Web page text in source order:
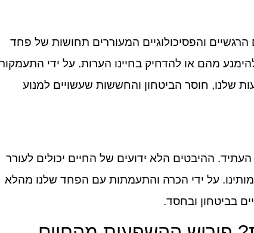
והפסיכולוגיים המעוררים תחושות של פחד
מהם או להדחיק בחיינו הערות. על ידי
שלנו, חוסר הביטחון והחששות שעשויים למנוע
ההיבטים הלא ידועים של החיים יכולים לעורר
על ידי הכרה והתעמתות עם הפחד שלנו מהלא
בביטחון ובחסד.